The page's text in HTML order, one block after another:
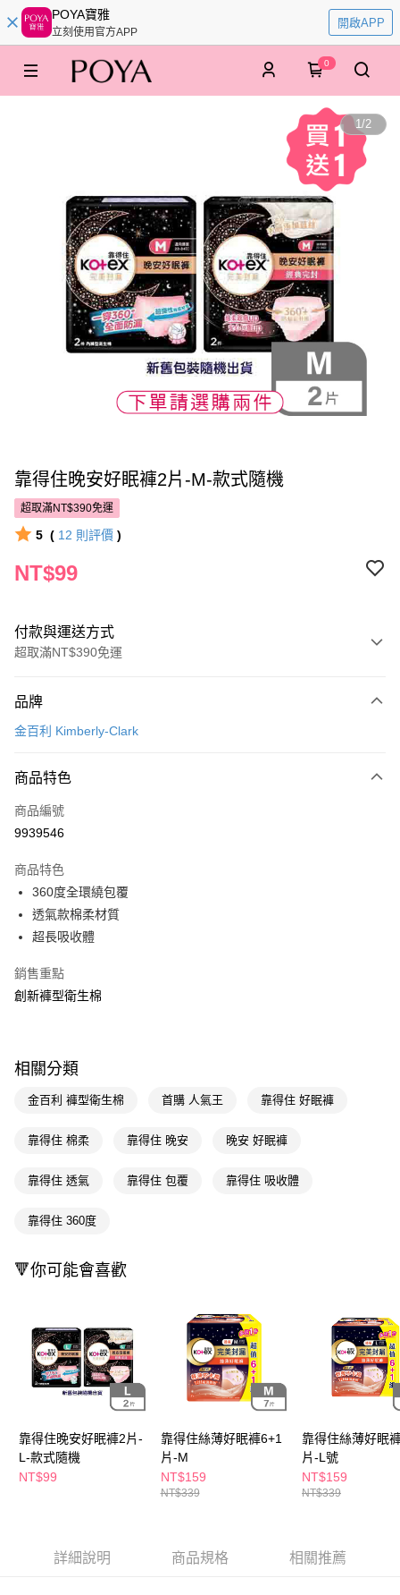
POYA寶雅
立刻使用官方APP
開啟APP
0
1/2
靠得住晚安好眠褲2片-M-款式隨機
超取滿NT$390免運
5 ( 12 則評價 )
NT$99
付款與運送方式
超取滿NT$390免運
POYA支付
超商取貨付款
LINE Pay
街口支付
悠遊付
Google Pay
AFTEE先享後付
相關說明
１．簡單：不需註冊會員、不需綁卡、不需儲值。
３．安心：先確認商品／服務後，再付款。
【「AFTEE先享後付」結帳流程】
１．於結帳方式選擇「AFTEE先享後付」後，將跳轉至「AFTEE先享後付」
２．訂單成立數日內，您將收到繳費通知簡訊。
ATM／網路銀行／等多元方式進行付款，方視為交易完成。
※ 請注意：結帳手續完成當下不需立刻繳費，但若您需要取消訂單，請聯絡
後付繳納相關費用。
※ 交易是否成功請以「AFTEE先享後付 」之結帳頁面顯示為準，若有關於
【注意事項】
１．透過由恩沛科技股份有限公司提供之「AFTEE先享後付」服務完成之交
易，需依本服務之必要範圍內提供個人資料，並將交易相關給付款項請求債
權轉讓予恩沛科技股份有限公司。
２．關於個人資料處理事宜，請瀏覽以下網址：
３．未成年的使用者請事先徵得法定代理人或監護人之同意方可使用
「AFTEE先享後付」，若未經同意申辦者引起之損失，本公司不負相關責
任。
４．使用「AFTEE先享後付」時，將依據個別帳號之用戶狀況，依本公司即
恩沛科技股份有限公司將有權停止該用戶之使用額度並採取法律行動。
運送方式
全家取貨付款
每筆NT$65，滿NT$390(含以上)免運費
萊爾富取貨付款
付款後萊爾富取貨
7-11取貨付款
每筆NT$65，滿NT$490(含以上)免運費
付款後7-11取貨
宅配(本島)
每筆NT$100，滿NT$790(含以上)免運費
品牌
金百利 Kimberly-Clark
商品特色
商品編號
9939546
商品特色
360度全環繞包覆
透氣款棉柔材質
超長吸收體
銷售重點
創新褲型衛生棉
相關分類
金百利 褲型衛生棉 首購 人氣王 靠得住 好眠褲
靠得住 棉柔 靠得住 晚安 晚安 好眠褲
靠得住 透氣 靠得住 包覆 靠得住 吸收體
靠得住 360度
🔻你可能會喜歡
靠得住晚安好眠褲2片-
L-款式隨機
NT$99
靠得住絲薄好眠褲6+1
片-M
NT$159
NT$339
靠得住絲薄好眠
片-L號
NT$159
NT$339
詳細說明 商品規格 相關推薦